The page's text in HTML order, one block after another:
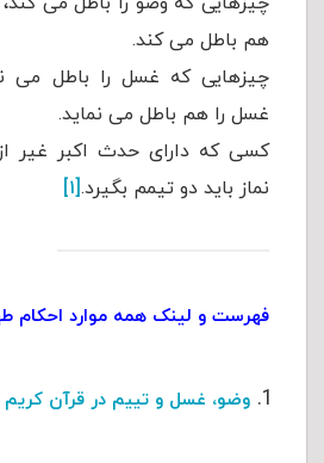
هم باطل می كند.
چيزهايی كه غسل را باطل می
غسل را هم باطل می نمايد.
کسی که دارای حدث اکبر غیر
نماز باید دو تیمم بگیرد.[۱]
فهرست و لینک همه موارد احکام
وضو، غسل و تییم در قرآن کریم